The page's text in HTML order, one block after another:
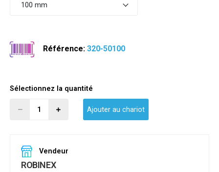
100 mm
Référence:320-50100
Sélectionnez la quantité
Ajouter au chariot
Vendeur
ROBINEX